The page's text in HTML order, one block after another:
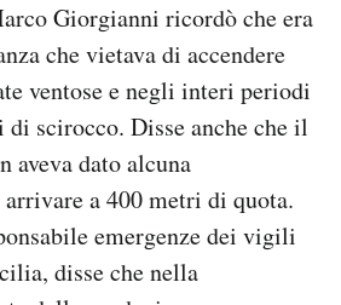
Giorgianni ricordò che era
che vietava di accendere
ventose e negli interi periodi
scirocco. Disse anche che il
aveva dato alcuna
a 400 metri di quota.
emergenze dei vigili
disse che nella